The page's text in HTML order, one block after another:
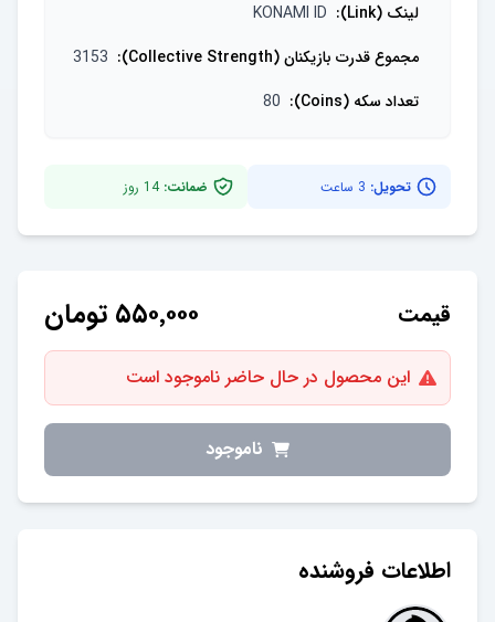
لینک (Link)
:
KONAMI ID
مجموع قدرت بازیکنان (Collective Strength)
:
3153
تعداد سکه (Coins)
:
80
تحویل: 3 ساعت ضمانت:14 روز
قیمت ۵۵۰٬۰۰۰ تومان
این محصول در حال حاضر ناموجود است
ناموجود
اطلاعات فروشنده